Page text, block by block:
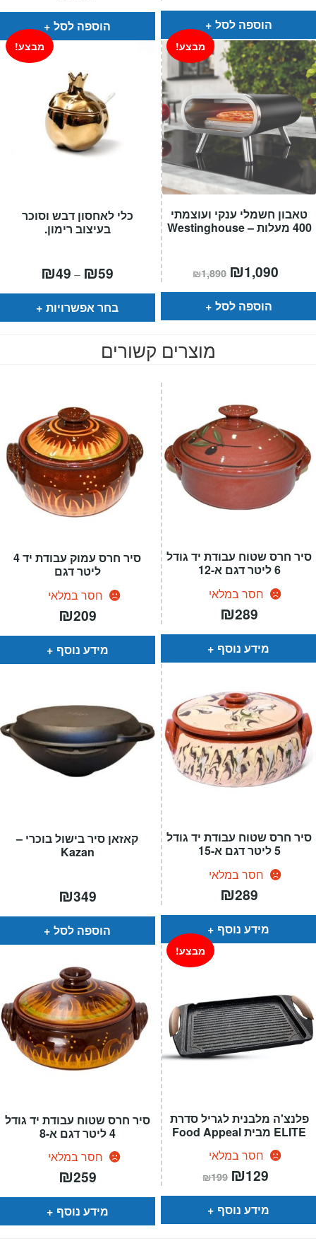
הוספה לסל
היה:
₪79.
הוא:
הוספה לסל
כלי לאחסון דבש וסוכר
בעיצוב רימון.
מבצע!
₪49 – ₪59
⁦₪49⁩
עד
בחר אפשרויות
טאבון חשמלי ענקי ועוצמתי
400 מעלות – Westinghouse
מבצע!
₪1,890 המחיר
המקורי
היה:
₪1,890.
₪1,090
הוא:
הוספה לסל
מוצרים קשורים
סיר חרס עמוק עבודת יד 4
ליטר דגם
חסר במלאי
₪209
מידע נוסף
סיר חרס שטוח עבודת יד גודל
6 ליטר דגם א-12
חסר במלאי
₪289
מידע נוסף
קאזאן סיר בישול בוכרי –
Kazan
₪349
הוספה לסל
סיר חרס שטוח עבודת יד גודל
5 ליטר דגם א-15
חסר במלאי
₪289
מידע נוסף
סיר חרס שטוח עבודת יד גודל
4 ליטר דגם א-8
חסר במלאי
₪259
מידע נוסף
פלנצ'ה מלבנית לגריל סדרת
ELITE מבית Food Appeal
חסר במלאי
מבצע!
₪199 המחיר
המקורי
היה:
₪199.
₪129
הוא:
מידע נוסף